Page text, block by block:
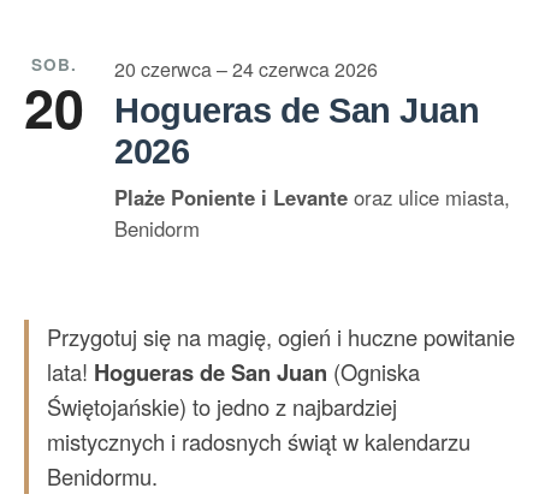
SOB.
20 20 czerwca – 24 czerwca 2026
Hogueras de San Juan
2026
Plaże Poniente i Levante oraz ulice miasta,
Benidorm
Przygotuj się na magię, ogień i huczne powitanie
lata! Hogueras de San Juan (Ogniska
Świętojańskie) to jedno z najbardziej
mistycznych i radosnych świąt w kalendarzu
Benidormu.